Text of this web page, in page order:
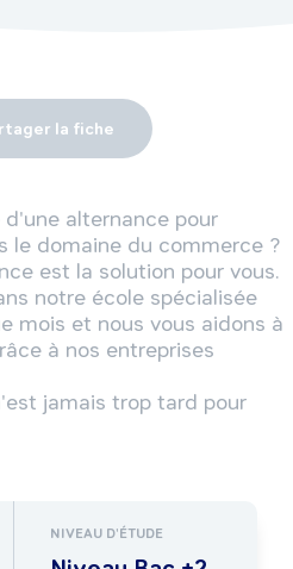
la fiche
alternance pour
le domaine du commerce ?
est la solution pour vous.
notre école spécialisée
mois et nous vous aidons à
à nos entreprises
jamais trop tard pour
NIVEAU D'ÉTUDE